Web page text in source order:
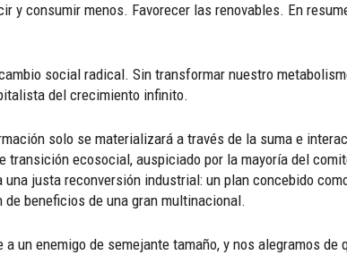
y consumir menos. Favorecer las renovables. En
social radical. Sin transformar nuestro
del crecimiento infinito.
solo se materializará a través de la suma e
transición ecosocial, auspiciado por la mayoría del
justa reconversión industrial: un plan concebido
beneficios de una gran multinacional.
un enemigo de semejante tamaño, y nos alegramos